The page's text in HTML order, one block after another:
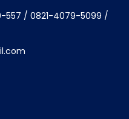
557 / 0821-4079-5099 /